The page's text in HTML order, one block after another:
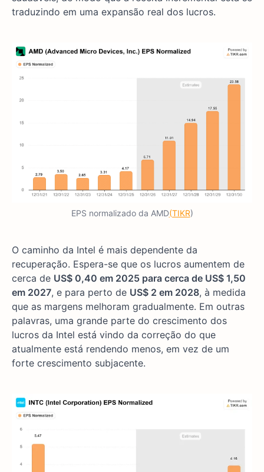
traduzindo em uma expansão real dos lucros.
EPS normalizado da AMD(TIKR)
O caminho da Intel é mais dependente da
recuperação. Espera-se que os lucros aumentem de
cerca de US$ 0,40 em 2025 para cerca de US$ 1,50
em 2027, e para perto de US$ 2 em 2028, à medida
que as margens melhoram gradualmente. Em outras
palavras, uma grande parte do crescimento dos
lucros da Intel está vindo da correção do que
atualmente está rendendo menos, em vez de um
forte crescimento subjacente.